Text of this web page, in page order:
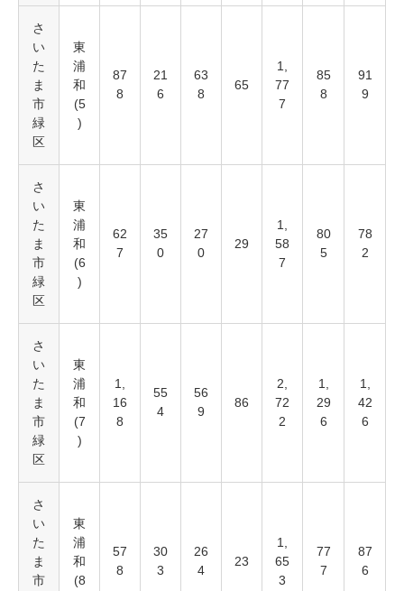
さ
い
た
ま
市
緑
区
東
浦
和
(5
)
87
8
21
6
63
8
65
1,
77
7
85
8
91
9
さ
い
た
ま
市
緑
区
東
浦
和
(6
)
62
7
35
0
27
0
29
1,
58
7
80
5
78
2
さ
い
た
ま
市
緑
区
東
浦
和
(7
)
1,
16
8
55
4
56
9
86
2,
72
2
1,
29
6
1,
42
6
さ
い
た
ま
市
東
浦
和
(8
57
8
30
3
26
4
23
1,
65
3
77
7
87
6